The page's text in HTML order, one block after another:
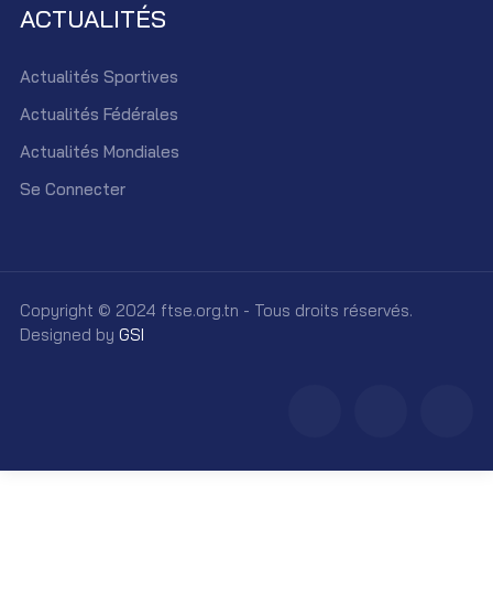
ACTUALITÉS
Actualités Sportives
Actualités Fédérales
Actualités Mondiales
Se Connecter
Copyright © 2024 ftse.org.tn - Tous droits réservés.
Designed by GSI